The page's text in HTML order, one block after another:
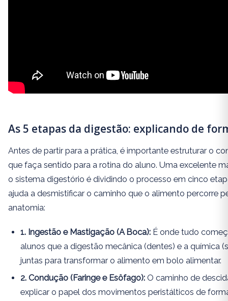
As 5 etapas da digestão: explicando de
Antes de partir para a prática, é importante estruturar o
que faça sentido para a rotina do aluno. Uma excelente
o sistema digestório é dividindo o processo em cinco
ajuda a desmistificar o caminho que o alimento percorre
anatomia:
1. Ingestão e Mastigação (A Boca): É onde tudo
alunos que a digestão mecânica (dentes) e a química
juntas para transformar o alimento em bolo alimentar.
2. Condução (Faringe e Esôfago): O caminho de
explicar o papel dos movimentos peristálticos de